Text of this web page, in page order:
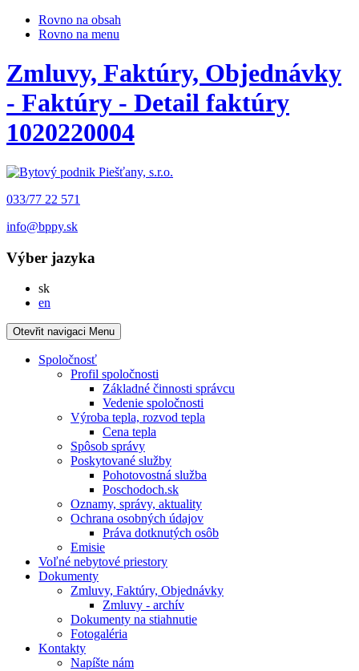
Rovno na obsah
Rovno na menu
Zmluvy, Faktúry, Objednávky
- Faktúry - Detail faktúry
1020220004
033/77 22 571
info@bppy.sk
Výber jazyka
skSlovensky
en
Otevřit navigaci Menu
Spoločnosť
Profil spoločnosti
Základné činnosti správcu
Vedenie spoločnosti
Výroba tepla, rozvod tepla
Cena tepla
Spôsob správy
Poskytované služby
Pohotovostná služba
Poschodoch.sk
Oznamy, správy, aktuality
Ochrana osobných údajov
Práva dotknutých osôb
Emisie
Voľné nebytové priestory
Dokumenty
Zmluvy, Faktúry, Objednávky
Zmluvy - archív
Dokumenty na stiahnutie
Fotogaléria
Kontakty
Napíšte nám